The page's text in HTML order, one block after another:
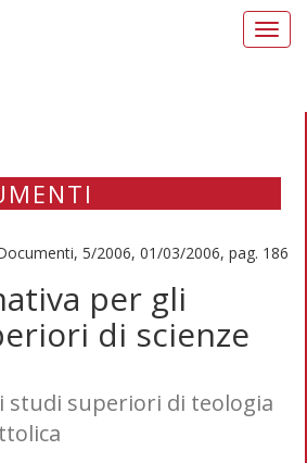
5/2006, 01/03/2006, pag. 186
per gli
di scienze
studi superiori di teologia